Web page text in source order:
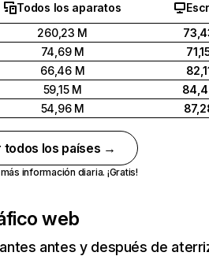
Todos los aparatos
260,23 M
74,69 M
66,46 M
59,15 M
54,96 M
todos los países →
información diaria. ¡Gratis!
web
antes y después de